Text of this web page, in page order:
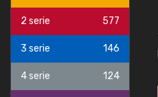
2 serie 577
3 serie 146
4 serie 124